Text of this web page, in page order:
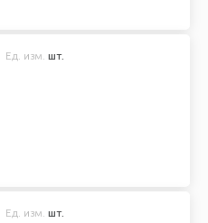
Ед. изм. шт.
Ед. изм. шт.